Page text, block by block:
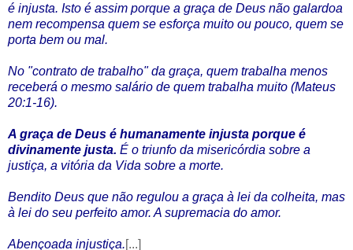
é injusta. Isto é assim porque a graça de Deus não galardoa
nem recompensa quem se esforça muito ou pouco, quem se
porta bem ou mal.
No "contrato de trabalho" da graça, quem trabalha menos
receberá o mesmo salário de quem trabalha muito (Mateus
20:1-16).
A graça de Deus é humanamente injusta porque é
divinamente justa. É o triunfo da misericórdia sobre a
justiça, a vitória da Vida sobre a morte.
Bendito Deus que não regulou a graça à lei da colheita, mas
à lei do seu perfeito amor. A supremacia do amor.
Abençoada injustiça.[...]